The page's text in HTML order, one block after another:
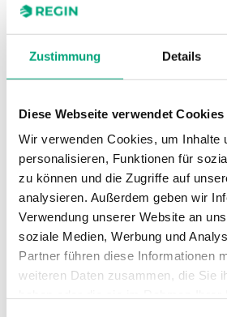
Zustimmung Details
Diese Webseite verwendet Cookies
Wir verwenden Cookies, um Inhalte
personalisieren, Funktionen für
zu können und die Zugriffe auf
analysieren. Außerdem geben wir
Verwendung unserer Website an
soziale Medien, Werbung und
Partner führen diese Informationen
weiteren Daten zusammen, die Sie
Versorgungsspannung
Leistungsaufnahme
Schutzart
Umgebungstemperatur